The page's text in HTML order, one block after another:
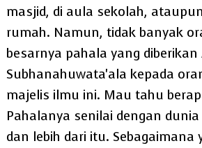
masjid, di aula sekolah,
rumah. Namun, tidak banyak
besarnya pahala yang diberikan
Subhanahuwata'ala kepada
majelis ilmu ini. Mau tahu
Pahalanya senilai dengan
dan lebih dari itu. Sebagaimana